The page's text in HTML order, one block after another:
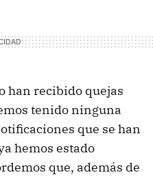
han recibido quejas
tenido ninguna
que se han
hemos estado
que, además de